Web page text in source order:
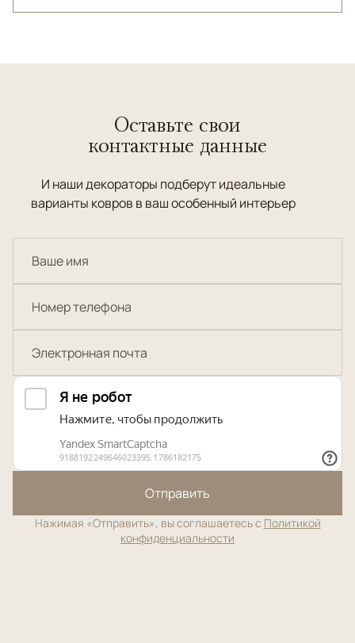
Оставьте свои
контактные данные
И наши декораторы подберут идеальные
варианты ковров в ваш особенный интерьер
Отправить
Нажимая «Отправить», вы соглашаетесь с Политикой
конфиденциальности